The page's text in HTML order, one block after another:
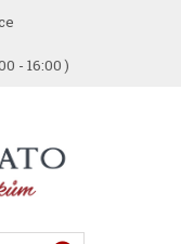
- 16:00 )